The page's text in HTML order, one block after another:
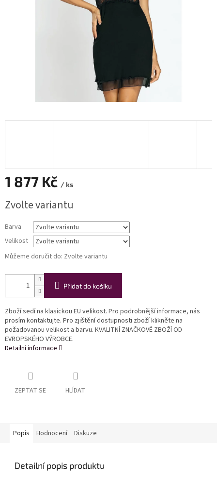
1 877 Kč / ks
cena:
Zvolte variantu
Barva
Velikost
Můžeme doručit do: Zvolte variantu
Přidat do košíku
Zboží sedí na klasickou EU velikost. Pro podrobnější informace, nás
prosím kontaktujte. Pro zjištění dostupnosti zboží klikněte na
požadovanou velikost a barvu. KVALITNÍ ZNAČKOVÉ ZBOŽÍ OD
EVROPSKÉHO VÝROBCE.
Detailní informace
ZEPTAT SE HLÍDAT
Popis Hodnocení Diskuze
Detailní popis produktu